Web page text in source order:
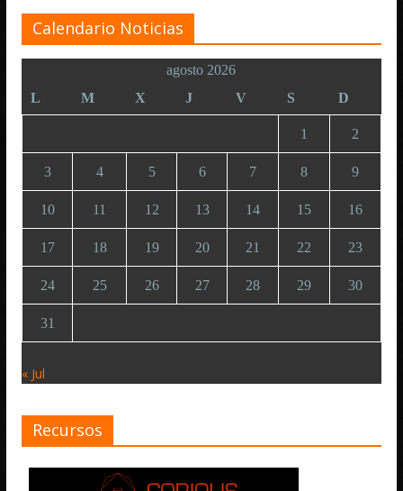
Calendario Noticias
agosto 2026
L
M X J V S D
1 2
3 4 5 6 7 8 9
10 11 12 13 14 15 16
17 18 19 20 21 22 23
24 25 26 27 28 29 30
31
« Jul
Recursos